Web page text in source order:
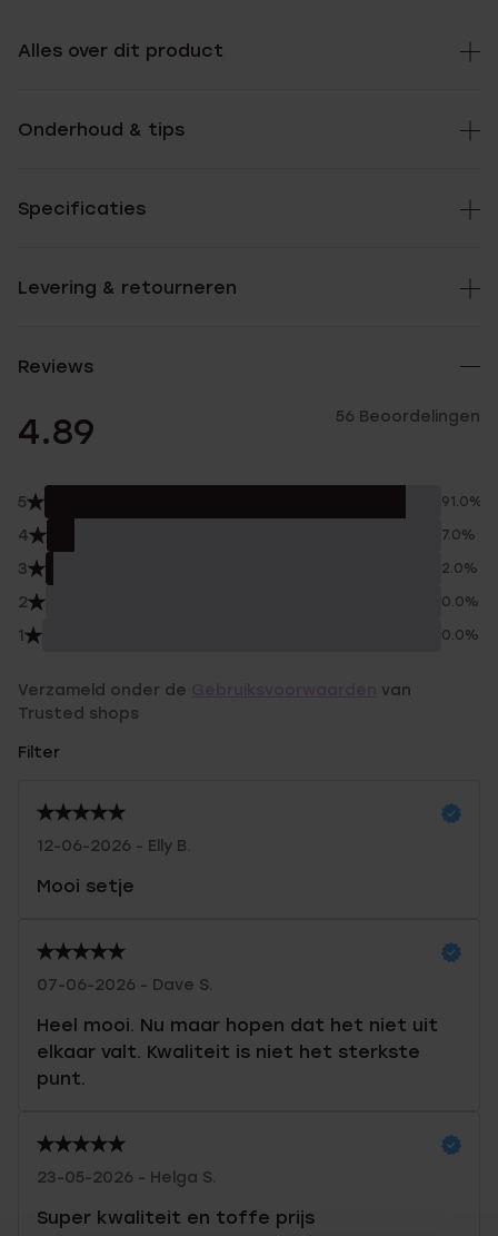
Alles over dit product
Onderhoud & tips
Specificaties
Levering & retourneren
Reviews
4.89 56 Beoordelingen
5 91.0%
4 7.0%
3 2.0%
2 0.0%
1 0.0%
Verzameld onder de
van
Trusted shops
Filter
12-06-2026 - Elly B.
Mooi setje
07-06-2026 - Dave S.
Heel mooi. Nu maar hopen dat het niet uit
elkaar valt. Kwaliteit is niet het sterkste
punt.
23-05-2026 - Helga S.
Super kwaliteit en toffe prijs